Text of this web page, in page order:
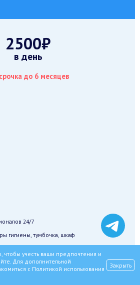
2500₽
в день
до 6 месяцев
24/7
гигиены, тумбочка, шкаф
Записаться
учесть ваши предпочтения и
Для дополнительной
с Политикой использования
Закрыть